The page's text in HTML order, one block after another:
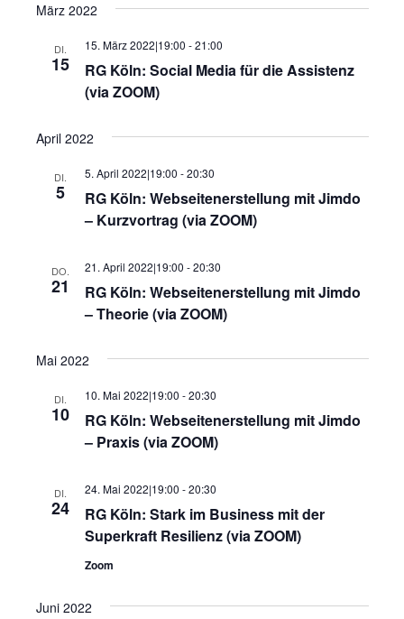
März 2022
DI.
15
RG Köln: Social Media für die Assistenz
(via ZOOM)
15. März 2022|19:00 -21:00
April 2022
DI.
5
RG Köln: Webseitenerstellung mit Jimdo
– Kurzvortrag (via ZOOM)
5. April 2022|19:00 -20:30
DO.
21
RG Köln: Webseitenerstellung mit Jimdo
– Theorie (via ZOOM)
21. April 2022|19:00 -20:30
Mai 2022
DI.
10
RG Köln: Webseitenerstellung mit Jimdo
– Praxis (via ZOOM)
10. Mai 2022|19:00 -20:30
DI.
24
RG Köln: Stark im Business mit der
Superkraft Resilienz (via ZOOM)
24. Mai 2022|19:00 -20:30
Zoom
Juni 2022